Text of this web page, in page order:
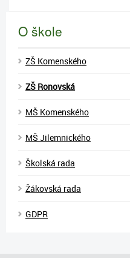
O škole
ZŠ Komenského
ZŠ Ronovská
MŠ Komenského
MŠ Jilemnického
Školská rada
Žákovská rada
GDPR